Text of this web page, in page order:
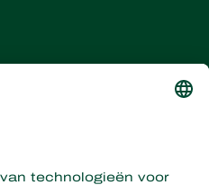
nieuws en